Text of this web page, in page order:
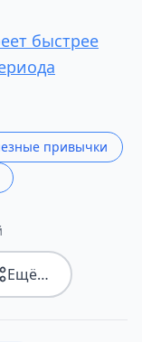
быстрее
привычки
Ещё…